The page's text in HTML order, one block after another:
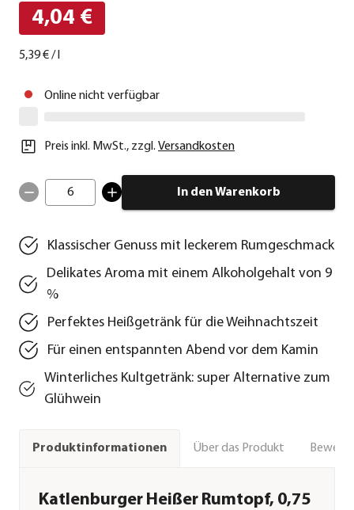
4,04 €
5,39 €/
Online nicht verfügbar
Preis inkl. MwSt., zzgl. Versandkosten
6 In den Warenkorb
Klassischer Genuss mit leckerem Rumgeschmack
Delikates Aroma mit einem Alkoholgehalt von 9
%
Perfektes Heißgetränk für die Weihnachtszeit
Für einen entspannten Abend vor dem Kamin
Winterliches Kultgetränk: super Alternative zum
Glühwein
Produktinformationen Über das Produkt
Katlenburger Heißer Rumtopf, 0,75